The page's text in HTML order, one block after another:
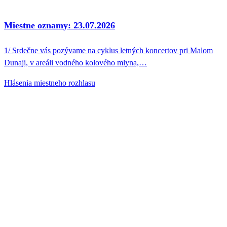
Miestne oznamy: 23.07.2026
1/ Srdečne vás pozývame na cyklus letných koncertov pri Malom
Dunaji, v areáli vodného kolového mlyna,…
Hlásenia miestneho rozhlasu